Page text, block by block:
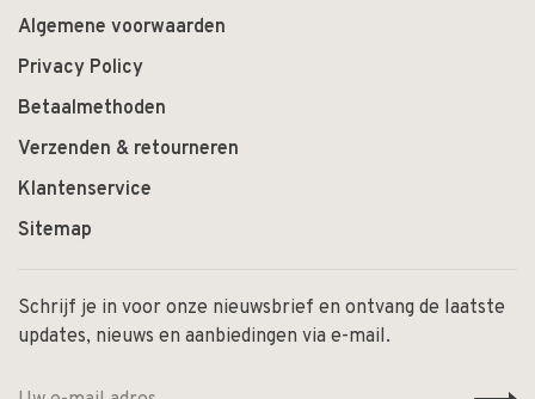
Algemene voorwaarden
Privacy Policy
Betaalmethoden
Verzenden & retourneren
Klantenservice
Sitemap
Schrijf je in voor onze nieuwsbrief en ontvang de laatste
updates, nieuws en aanbiedingen via e-mail.